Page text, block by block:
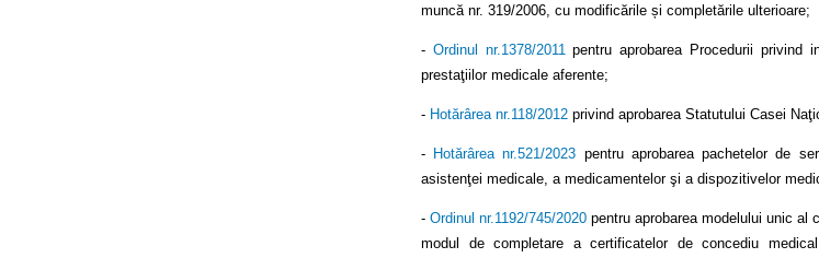
muncă nr. 319/2006, cu modificările și completările ulterioare;
- Ordinul nr.1378/2011 pentru aprobarea Procedurii privind
prestaţiilor medicale aferente;
- Hotărârea nr.118/2012 privind aprobarea Statutului Casei
- Hotărârea nr.521/2023 pentru aprobarea pachetelor de
asistenţei medicale, a medicamentelor şi a dispozitivelor
- Ordinul nr.1192/745/2020 pentru aprobarea modelului unic
modul de completare a certificatelor de concediu